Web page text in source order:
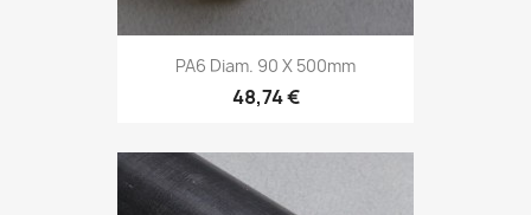
PA6 Diam. 90 X 500mm
48,74 €